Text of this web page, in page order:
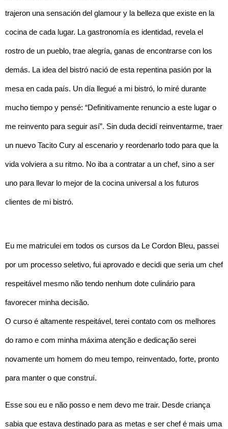
trajeron una sensación del glamour y la belleza que existe en la
cocina de cada lugar. La gastronomía es identidad, revela el
rostro de un pueblo, trae alegría, ganas de encontrarse con los
demás. La idea del bistró nació de esta repentina pasión por la
mesa en cada país. Un día llegué a mi bistró, lo miré durante
mucho tiempo y pensé: “Definitivamente renuncio a este lugar o
me reinvento para seguir así”. Sin duda decidí reinventarme, traer
un nuevo Tacito Cury al escenario y reordenarlo todo para que la
vida volviera a su ritmo. No iba a contratar a un chef, sino a ser
uno para llevar lo mejor de la cocina universal a los futuros
clientes de mi bistró.
Eu me matriculei em todos os cursos da Le Cordon Bleu, passei
por um processo seletivo, fui aprovado e decidi que seria um chef
respeitável mesmo não tendo nenhum dote culinário para
favorecer minha decisão.
O curso é altamente respeitável, terei contato com os melhores
do ramo e com minha máxima atenção e dedicação serei
novamente um homem do meu tempo, reinventado, forte, pronto
para manter o que construí.
Esse sou eu e não posso e nem devo me trair. Desde criança
sabia que estava destinado para as metas e ser chef é mais uma